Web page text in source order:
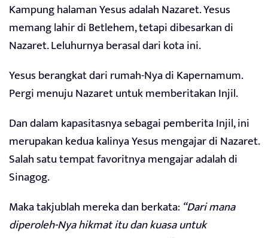
Kampung halaman Yesus adalah Nazaret. Yesus
memang lahir di Betlehem, tetapi dibesarkan di
Nazaret. Leluhurnya berasal dari kota ini.
Yesus berangkat dari rumah-Nya di Kapernamum.
Pergi menuju Nazaret untuk memberitakan Injil.
Dan dalam kapasitasnya sebagai pemberita Injil, ini
merupakan kedua kalinya Yesus mengajar di Nazaret.
Salah satu tempat favoritnya mengajar adalah di
Sinagog.
Maka takjublah mereka dan berkata:“Dari mana
diperoleh-Nya hikmat itu dan kuasa untuk